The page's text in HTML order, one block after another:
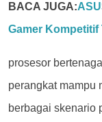
BACA JUGA:
Gamer Kompetitif
prosesor
perangkat mampu
berbagai skenario